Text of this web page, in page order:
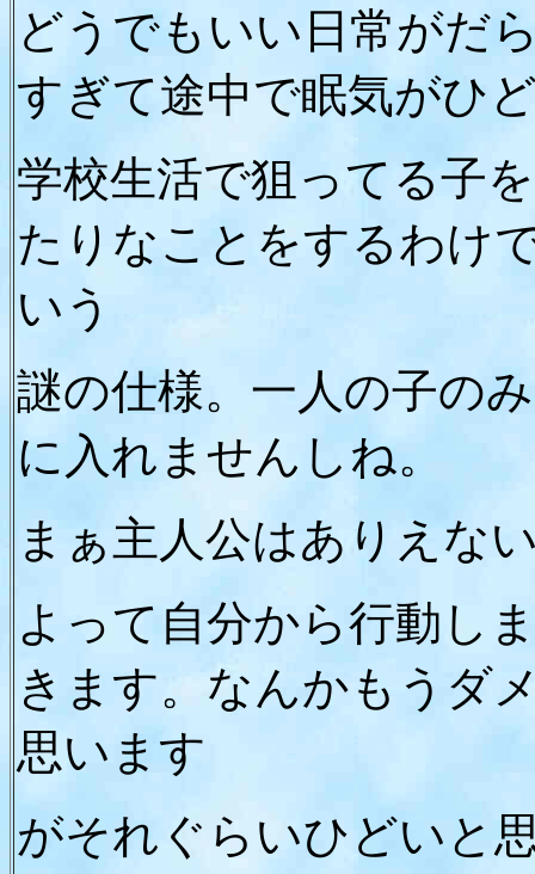
どうでもいい日常がだ
すぎて途中で眠気がひ
学校生活で狙ってる子
たりなことをするわけ
いう
謎の仕様。一人の子の
に入れませんしね。
まぁ主人公はありえな
よって自分から行動し
きます。なんかもうダ
思います
がそれぐらいひどいと